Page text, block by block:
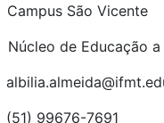
Campus São Vicente
Núcleo de Educação
(51) 99676-7691